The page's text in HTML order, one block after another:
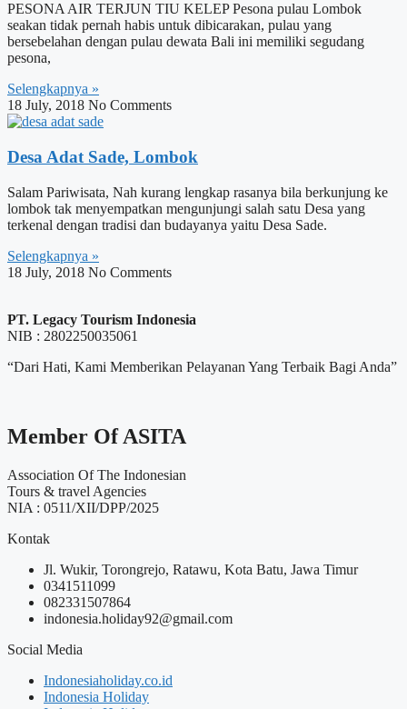
PESONA AIR TERJUN TIU KELEP Pesona pulau Lombok
seakan tidak pernah habis untuk dibicarakan, pulau yang
bersebelahan dengan pulau dewata Bali ini memiliki segudang
pesona,
Selengkapnya »
18 July, 2018 No Comments
Desa Adat Sade, Lombok
Salam Pariwisata, Nah kurang lengkap rasanya bila berkunjung ke
lombok tak menyempatkan mengunjungi salah satu Desa yang
terkenal dengan tradisi dan budayanya yaitu Desa Sade.
Selengkapnya »
18 July, 2018 No Comments
PT. Legacy Tourism Indonesia
NIB : 2802250035061
“Dari Hati, Kami Memberikan Pelayanan Yang Terbaik Bagi Anda”
Member Of ASITA
Association Of The Indonesian
Tours & travel Agencies
NIA : 0511/XII/DPP/2025
Kontak
Jl. Wukir, Torongrejo, Ratawu, Kota Batu, Jawa Timur
0341511099
082331507864
indonesia.holiday92@gmail.com
Social Media
Indonesiaholiday.co.id
Indonesia Holiday